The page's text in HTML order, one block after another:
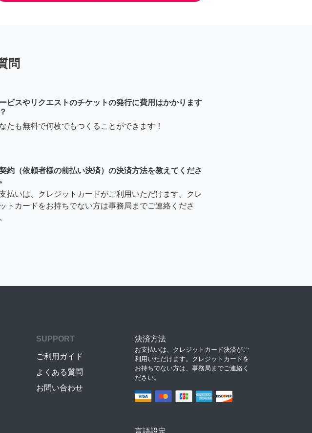
問
ビスやリクエストのチケットの発行に費用はかかります
たも無料で何枚でもつくることができます！
約（依頼者様の前払い決済）の決済方法を教えてくださ
払いは、クレジットカードがご利用いただけます。クレ
トカードをお持ちでない方は事務局までご連絡くださ
SUPPORT
ご利用ガイド
よくある質問
お問い合わせ
決済方法
お支払いは、クレジットカード決済がご
利用いただけます。クレジットカードを
お持ちでない方は、事務局までご連絡く
ださい。
言語設定